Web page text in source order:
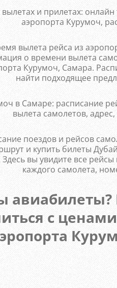
и прилетах:
аэропорта Курумоч,
вылета рейса из
о времени вылета
Курумоч, Самара.
найти подходящее
в Самаре: расписание
вылета самолетов,
поездов и рейсов
и купить билеты
вы увидите все
каждого самолета,
авиабилеты?
с